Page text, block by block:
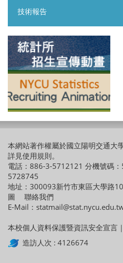
技術報告
本網站著作權屬於國立陽明交通大
詳見使用規則。
電話：886-3-5712121 分機號碼
5728745
地址：300093新竹市東區大學路
圖
聯絡我們
E-Mail：
本校個人資料保護暨資訊安全宣言 ｜
造訪人次 : 4126674